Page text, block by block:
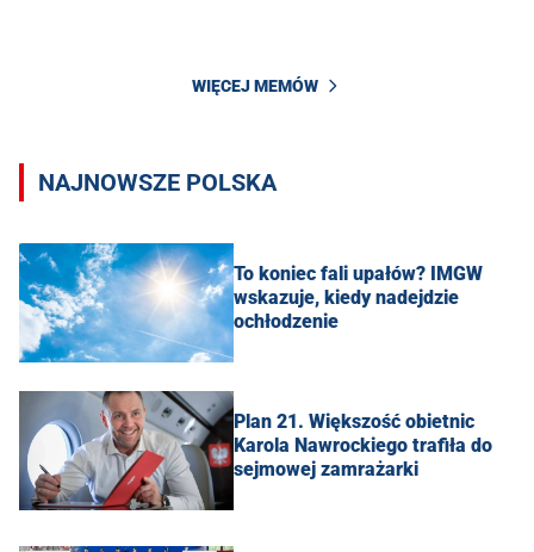
WIĘCEJ MEMÓW
NAJNOWSZE POLSKA
To koniec fali upałów? IMGW
wskazuje, kiedy nadejdzie
ochłodzenie
Plan 21. Większość obietnic
Karola Nawrockiego trafiła do
sejmowej zamrażarki